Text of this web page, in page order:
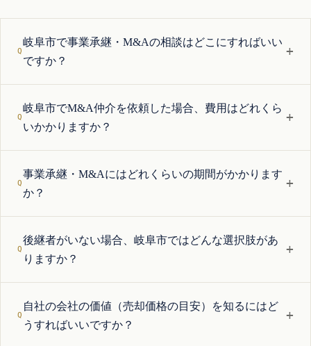
岐阜市で事業承継・M&Aの相談はどこにすればいい
ですか？
+
岐阜市でM&A仲介を依頼した場合、費用はどれくら
いかかりますか？
+
事業承継・M&Aにはどれくらいの期間がかかります
か？
+
後継者がいない場合、岐阜市ではどんな選択肢があ
りますか？
+
自社の会社の価値（売却価格の目安）を知るにはど
うすればいいですか？
+